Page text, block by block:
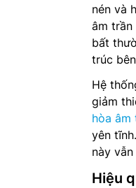
nén và
âm trần
bất
trúc
Hệ
giảm
hòa âm
yên
này
Hiệu